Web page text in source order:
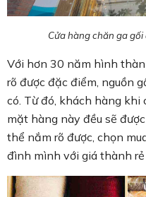
Cửa hàng chăn ga
Với hơn 30 năm hình
rõ được đặc điểm, nguồn
có. Từ đó, khách hàng khi
mặt hàng này đều sẽ
thể nắm rõ được, chọn
đình mình với giá thành